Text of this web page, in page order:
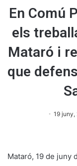
En Comú
els
Mataró i
que
19 juny,
Mataró, 19 de juny